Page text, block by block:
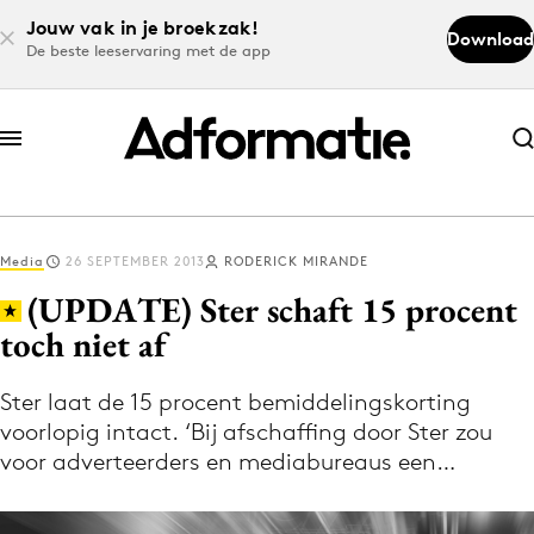
Jouw vak in je broekzak!
De beste leeservaring met de app
Download
Abonneer nu
Abonneer nu
Log in
Volg het laatste nieuws via de Adformatie
Nieuws app
Media 26 SEPTEMBER 2013 RODERICK MIRANDE
(UPDATE) Ster schaft 15 procent
toch niet af
Ster laat de 15 procent bemiddelingskorting
voorlopig intact. ‘Bij afschaffing door Ster zou
voor adverteerders en mediabureaus een…